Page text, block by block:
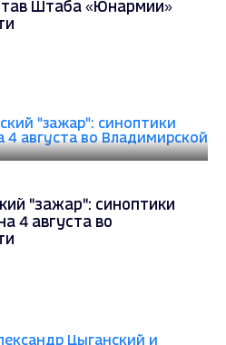
Штаба «Юнармии»
"зажар": синоптики
4 августа во